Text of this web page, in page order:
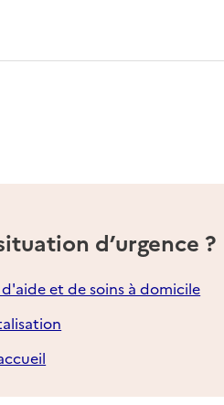
d’urgence ?
et de soins à domicile